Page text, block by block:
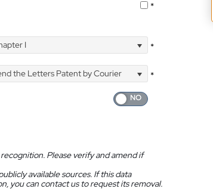
*
I *
the Letters Patent by Courier
*
Please verify and amend if
available sources. If this data
you can contact us to request its removal.